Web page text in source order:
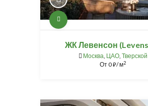
ЖК Левенсон
Москва, ЦАО, Тверской
От0⃏/ м2